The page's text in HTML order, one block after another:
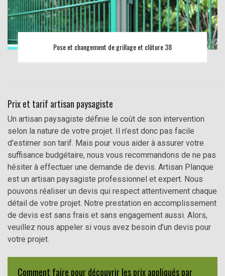
Pose et changement de grillage et clôture 38
Prix et tarif artisan paysagiste
Un artisan paysagiste définie le coût de son intervention
selon la nature de votre projet. Il n’est donc pas facile
d’estimer son tarif. Mais pour vous aider à assurer votre
suffisance budgétaire, nous vous recommandons de ne pas
hésiter à effectuer une demande de devis. Artisan Planque
est un artisan paysagiste professionnel et expert. Nous
pouvons réaliser un devis qui respect attentivement chaque
détail de votre projet. Notre prestation en accomplissement
de devis est sans frais et sans engagement aussi. Alors,
veuillez nous appeler si vous avez besoin d’un devis pour
votre projet.
Comment faire pour découvrir les prix appliqués par